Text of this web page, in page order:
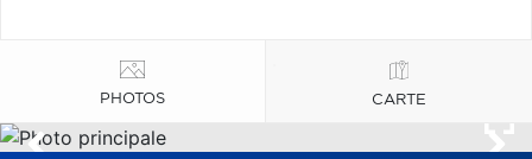
PHOTOS CARTE